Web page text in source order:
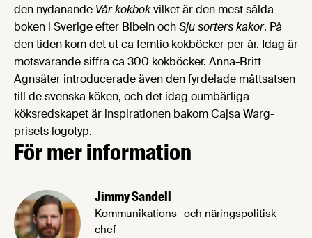
den nydanande Vår kokbokvilket är den mest sålda
boken i Sverige efter Bibeln ochSju sorters kakor. På
den tiden kom det ut ca femtio kokböcker per år. Idag är
motsvarande siffra ca 300 kokböcker. Anna-Britt
Agnsäter introducerade även den fyrdelade måttsatsen
till de svenska köken, och det idag oumbärliga
köksredskapet är inspirationen bakom Cajsa Warg-
prisets logotyp.
För mer information
Jimmy Sandell
Kommunikations- och näringspolitisk
chef